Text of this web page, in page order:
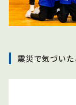
震災で気づいた